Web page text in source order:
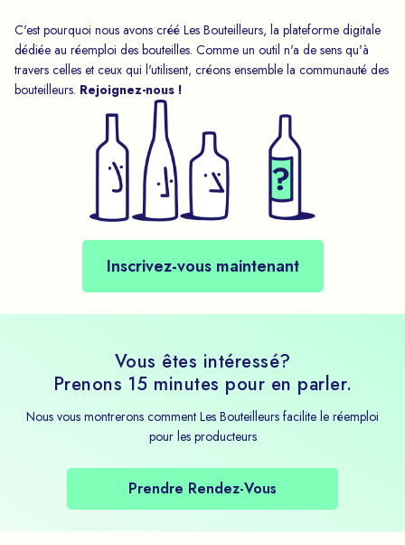
C'est pourquoi nous avons créé Les Bouteilleurs, la plateforme digitale
dédiée au réemploi des bouteilles. Comme un outil n'a de sens qu'à
travers celles et ceux qui l'utilisent, créons ensemble la communauté des
bouteilleurs. Rejoignez-nous !
Inscrivez-vous maintenant
Vous êtes intéressé?
Prenons 15 minutes pour en parler.
Nous vous montrerons comment Les Bouteilleurs facilite le réemploi
pour les producteurs
Prendre Rendez-Vous